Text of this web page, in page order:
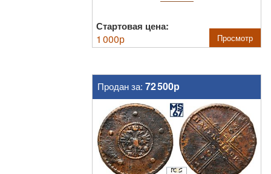
Стартовая цена:
1 000р Просмотр
Продан за: 72 500р